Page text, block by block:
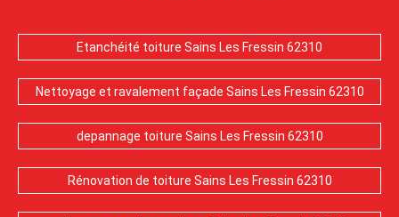
Etanchéité toiture Sains Les Fressin 62310
Nettoyage et ravalement façade Sains Les Fressin 62310
depannage toiture Sains Les Fressin 62310
Rénovation de toiture Sains Les Fressin 62310